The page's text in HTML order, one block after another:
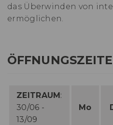
das Überwinden von
ermöglichen.
ZEITRAUM :
30/06 -
13/09
Mo